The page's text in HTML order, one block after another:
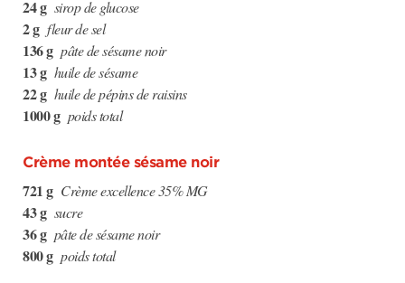
24 g sirop de glucose
2 g fleur de sel
136 g pâte de sésame noir
13 g huile de sésame
22 g huile de pépins de raisins
1000 g poids total
Crème montée sésame noir
721 g Crème excellence 35% MG
43 g sucre
36 g pâte de sésame noir
800 g poids total